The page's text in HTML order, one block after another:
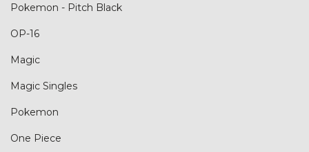
Pokemon - Pitch Black
OP-16
Magic
Magic Singles
Pokemon
One Piece